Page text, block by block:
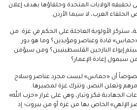
الولايات المتحدة وحلفاؤها بهدف إعلان
العرب، لا سيما الأردن.
ستركز الأولوية العاجلة على الحكم في غزة: من
قادة وعناصر ومؤيدين؟ وما هو دور
إيواء النازحين الفلسطينيين؟ ومن سيؤمن
سيمول إعادة الإعمار؟
أن «حماس» ليست مجرد عناصر وسلاح
وتعلن النصر، وتترك غزة لمصيرها.
الجهادية فكر وتيار، وهي على غرار «حزب الله»
«النصر الإلهي» الخاص بها من غزة أو من بيروت؛ إذ